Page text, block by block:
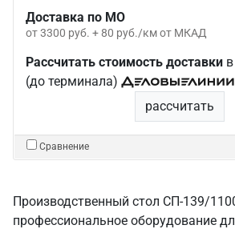
Доставка по МО
от 3300 руб. + 80 руб./км от МКАД
Рассчитать стоимость доставки
(до терминала)
рассчитать
Сравнение
Производственный стол СП-139/
профессиональное оборудование